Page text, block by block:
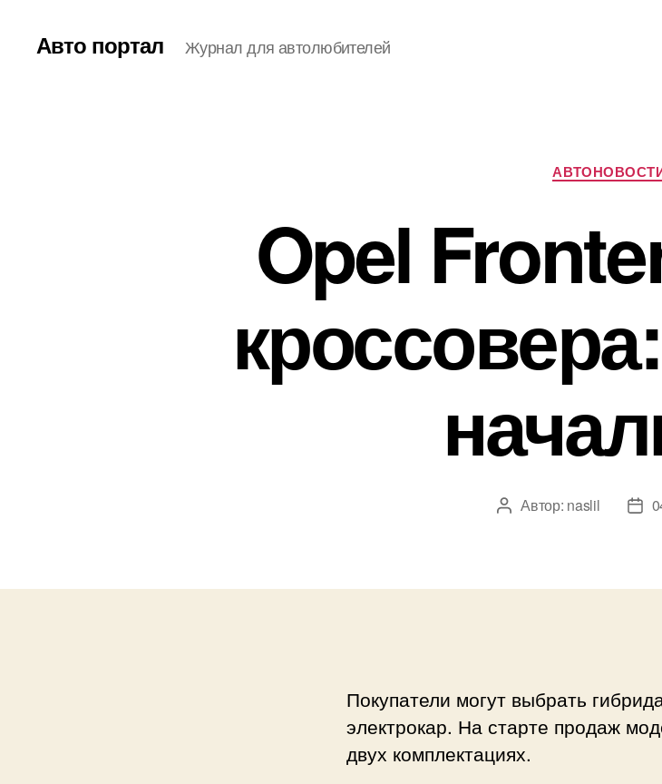
Авто портал Журнал для автолюбителей
Opel
Автор
Автор: naslil
Покупатели могут выбрать
электрокар. На старте продаж
двух комплектациях.